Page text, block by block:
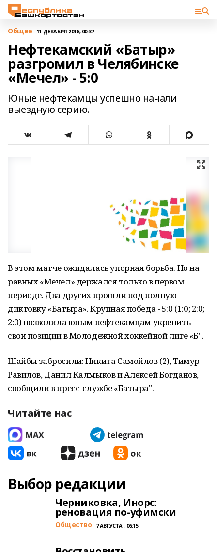
Общее 11 ДЕКАБРЯ 2016, 00:37
Нефтекамский «Батыр»
разгромил в Челябинске
«Мечел» - 5:0
Юные нефтекамцы успешно начали
выездную серию.
В этом матче ожидалась упорная борьба. Но на
равных «Мечел» держался только в первом
периоде. Два других прошли под полную
диктовку «Батыра». Крупная победа - 5:0 (1:0; 2:0;
2:0) позволила юным нефтекамцам укрепить
свои позиции в Молодежной хоккейной лиге «Б".
Шайбы забросили: Никита Самойлов (2), Тимур
Равилов, Данил Калмыков и Алексей Богданов,
сообщили в пресс-службе «Батыра".
Читайте нас
Выбор редакции
Черниковка, Инорс:
реновация по-уфимски
Общество 7 АВГУСТА , 06:15